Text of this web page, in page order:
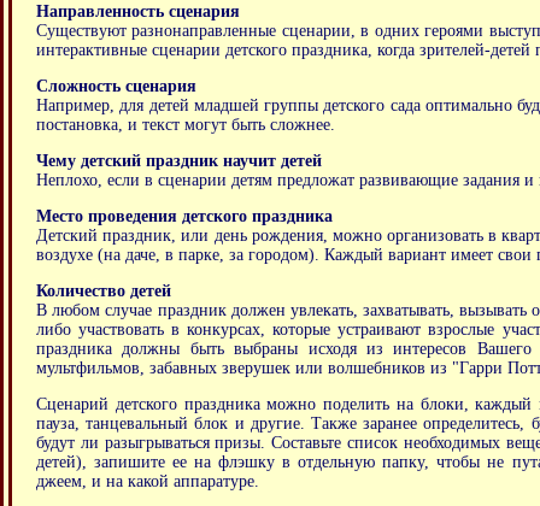
Направленность сценария
Существуют разнонаправленные сценарии, в одних героями
интерактивные сценарии детского праздника, когда зрителей-
Сложность сценария
Например, для детей младшей группы детского сада оптимально
постановка, и текст могут быть сложнее.
Чему детский праздник научит детей
Неплохо, если в сценарии детям предложат развивающие задания
Место проведения детского праздника
Детский праздник, или день рождения, можно организовать в
воздухе (на даче, в парке, за городом). Каждый вариант имеет
Количество детей
В любом случае праздник должен увлекать, захватывать, вызывать
либо участвовать в конкурсах, которые устраивают взрослые
праздника должны быть выбраны исходя из интересов Вашего
мультфильмов, забавных зверушек или волшебников из "Гарри
Сценарий детского праздника можно поделить на блоки,
пауза, танцевальный блок и другие. Также заранее
будут ли разыгрываться призы. Составьте список необходимых
детей), запишите ее на флэшку в отдельную папку, чтобы не
джеем, и на какой аппаратуре.